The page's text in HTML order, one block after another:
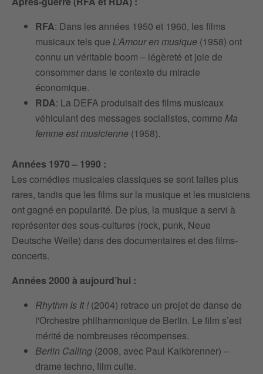
RFA: Dans les années 1950 et 1960, les films
musicaux tels que L’Amour en musique (1958) ont
connu un véritable boom – légèreté et joie de
consommer dans le contexte du miracle
économique.
RDA: La DEFA produisait des films musicaux
véhiculant des messages socialistes, comme Ma
femme est musicienne (1958).
Années 1970 – 1990 :
Les comédies musicales classiques se sont faites plus
rares, tandis que les films sur la musique et les musiciens
ont gagné en popularité. De plus, la musique a servi à
représenter des sous-cultures (rock, punk, Neue
Deutsche Welle) dans des documentaires et des films-
concerts.
Années 2000 à aujourd’hui :
Rhythm Is It !(2004) retrace un projet de danse de
l'Orchestre philharmonique de Berlin. Le film s’est
mérité de nombreuses récompenses.
Berlin Calling (2008, avec Paul Kalkbrenner) –
drame techno, film culte.